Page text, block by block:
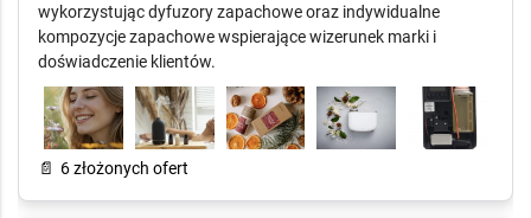
wykorzystując dyfuzory zapachowe oraz indywidualne
kompozycje zapachowe wspierające wizerunek marki i
doświadczenie klientów.
📄 6 złożonych ofert